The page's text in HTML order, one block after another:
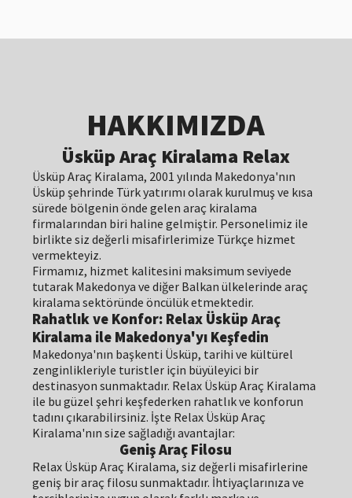
HAKKIMIZDA
Üsküp Araç Kiralama Relax
Üsküp Araç Kiralama, 2001 yılında Makedonya'nın
Üsküp şehrinde Türk yatırımı olarak kurulmuş ve kısa
sürede bölgenin önde gelen araç kiralama
firmalarından biri haline gelmiştir. Personelimiz ile
birlikte siz değerli misafirlerimize Türkçe hizmet
vermekteyiz.
Firmamız, hizmet kalitesini maksimum seviyede
tutarak Makedonya ve diğer Balkan ülkelerinde araç
kiralama sektöründe öncülük etmektedir.
Rahatlık ve Konfor: Relax Üsküp Araç
Kiralama ile Makedonya'yı Keşfedin
Makedonya'nın başkenti Üsküp, tarihi ve kültürel
zenginlikleriyle turistler için büyüleyici bir
destinasyon sunmaktadır. Relax Üsküp Araç Kiralama
ile bu güzel şehri keşfederken rahatlık ve konforun
tadını çıkarabilirsiniz. İşte Relax Üsküp Araç
Kiralama'nın size sağladığı avantajlar:
Geniş Araç Filosu
Relax Üsküp Araç Kiralama, siz değerli misafirlerine
geniş bir araç filosu sunmaktadır. İhtiyaçlarınıza ve